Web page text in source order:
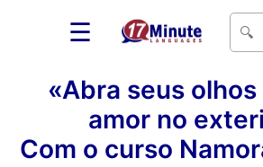
☰
«Abra seus olhos
amor no
Com o curso